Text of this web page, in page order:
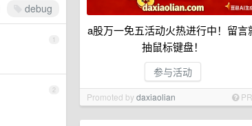
a股万一免五活动火热进行中！留言
抽鼠标键盘！
参与活动
Promoted bydaxiaolian
debug
1
2